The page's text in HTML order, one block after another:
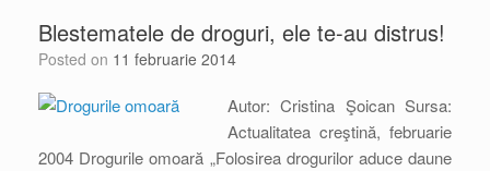
Blestematele de droguri, ele te-au distrus!
Posted on 11 februarie 2014
Autor: Cristina Şoican Sursa:
Actualitatea creştină, februarie
2004 Drogurile omoară „Folosirea drogurilor aduce daune